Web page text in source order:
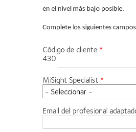
en el nivel más bajo posible.
Complete los siguientes
Código de cliente
430
MiSight Specialist
Email del profesional